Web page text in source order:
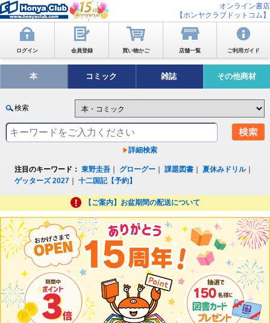
オンライン書店
【ホンヤクラブドットコム】
ログイン 会員登録 買い物かご 店舗一覧 ご利用ガイド
本 コミック 雑誌 その他商材
検索
詳細検索
注目のキーワード： 東野圭吾 グローグー ｜課題図書 ｜夏休みドリル｜
ゲッターズ 2027 ｜十二国記【予約】
【ご案内】お盆期間の配送について